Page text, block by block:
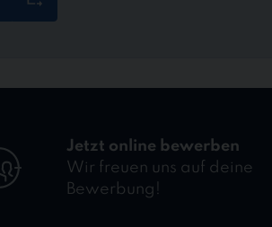
Jetzt online bewerben
Wir freuen uns auf deine
Bewerbung!